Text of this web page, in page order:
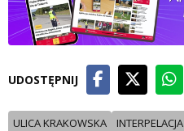
UDOSTĘPNIJ
ULICA KRAKOWSKA INTERPELACJA